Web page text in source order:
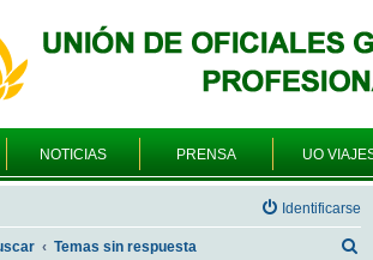
NOTICIAS PRENSA UO
Identificarse
Temas sin respuesta